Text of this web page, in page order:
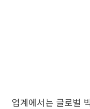
업계에서는 글로벌